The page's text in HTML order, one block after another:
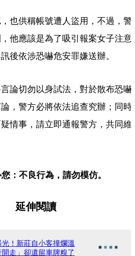
也供稱帳號遭人盜用，不過，警
他應該是為了吸引報案女子注意
後依涉恐嚇危安罪嫌送辦。
論切勿以身試法，對於散布恐嚇
，警方必將依法追查究辦；同時
情事，請立即通報警方，共同維
：不良行為，請勿模仿。
延伸閱讀
！新莊自小客撞爛溫
走」卻遺留車牌糗了